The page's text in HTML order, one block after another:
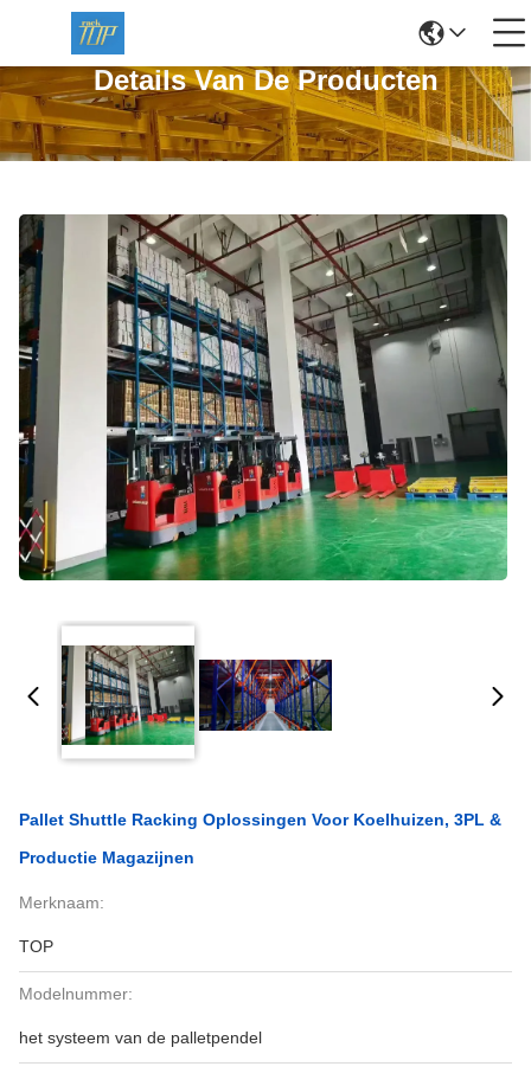
Details Van De Producten
Pallet Shuttle Racking Oplossingen Voor Koelhuizen, 3PL &
Productie Magazijnen
Merknaam:
TOP
Modelnummer:
het systeem van de palletpendel